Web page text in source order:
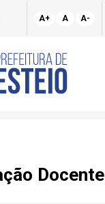
A+ A A-
Docente